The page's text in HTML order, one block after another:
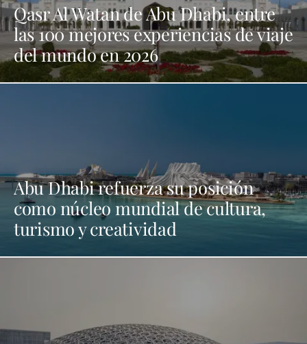
Qasr Al Watan de Abu Dhabi, entre
las 100 mejores experiencias de viaje
del mundo en 2026
Abu Dhabi refuerza su posición
como núcleo mundial de cultura,
turismo y creatividad